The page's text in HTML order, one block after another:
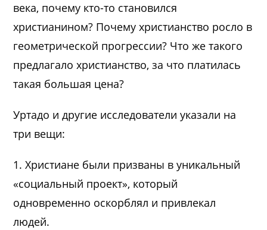
века, почему кто-то становился
христианином? Почему христианство росло в
геометрической прогрессии? Что же такого
предлагало христианство, за что платилась
такая большая цена?
Уртадо и другие исследователи указали на
три вещи:
1. Христиане были призваны в уникальный
«социальный проект», который
одновременно оскорблял и привлекал
людей.